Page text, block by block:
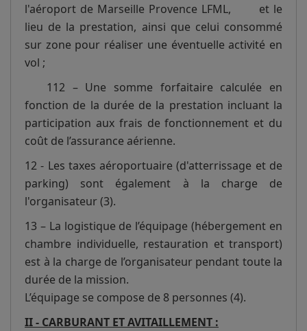
l'aéroport de Marseille Provence LFML, et le
lieu de la prestation, ainsi que celui consommé
sur zone pour réaliser une éventuelle activité en
vol ;
112 – Une somme forfaitaire calculée en
fonction de la durée de la prestation incluant la
participation aux frais de fonctionnement et du
coût de l’assurance aérienne.
12 - Les taxes aéroportuaire (d'atterrissage et de
parking) sont également à la charge de
l'organisateur (3).
13 – La logistique de l’équipage (hébergement en
chambre individuelle, restauration et transport)
est à la charge de l’organisateur pendant toute la
durée de la mission.
L’équipage se compose de 8 personnes (4).
II - CARBURANT ET AVITAILLEMENT :